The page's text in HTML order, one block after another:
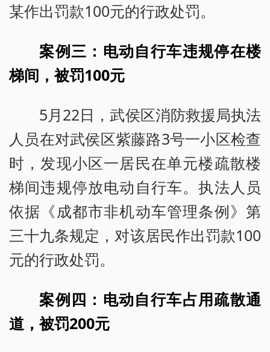
某作出罚款100元的行政处罚。
案例三：电动自行车违规停在楼
梯间，被罚100元
5月22日，武侯区消防救援局执法
人员在对武侯区紫藤路3号一小区检查
时，发现小区一居民在单元楼疏散楼
梯间违规停放电动自行车。执法人员
依据《成都市非机动车管理条例》第
三十九条规定，对该居民作出罚款100
元的行政处罚。
案例四：电动自行车占用疏散通
道，被罚200元